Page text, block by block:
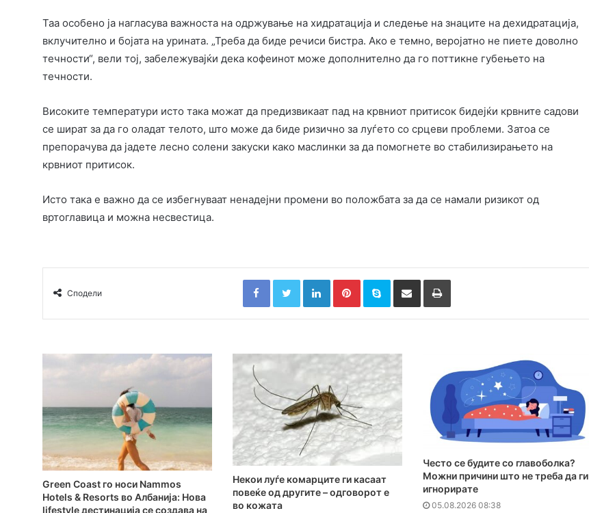
Таа особено ја нагласува важноста на одржување на хидратација и следење на знаците на дехидратација,
вклучително и бојата на урината. „Треба да биде речиси бистра. Ако е темно, веројатно не пиете доволно
течности“, вели тој, забележувајќи дека кофеинот може дополнително да го поттикне губењето на
течности.
Високите температури исто така можат да предизвикаат пад на крвниот притисок бидејќи крвните садови
се шират за да го оладат телото, што може да биде ризично за луѓето со срцеви проблеми. Затоа се
препорачува да јадете лесно солени закуски како маслинки за да помогнете во стабилизирањето на
крвниот притисок.
Исто така е важно да се избегнуваат ненадејни промени во положбата за да се намали ризикот од
вртоглавица и можна несвестица.
Сподели
FacebookTwitterLinkedInPinterestSkype Сподели преку Е-маил Испринтај
Green Coast го носи Nammos
Hotels & Resorts во Албанија: Нова
lifestyle дестинација се создава на
Hекои луѓе комарците ги касаат
повеќе од другите – одговорот е
во кожата
Често се будите со главоболка?
Можни причини што не треба да ги
игнорирате
05.08.2026 08:38